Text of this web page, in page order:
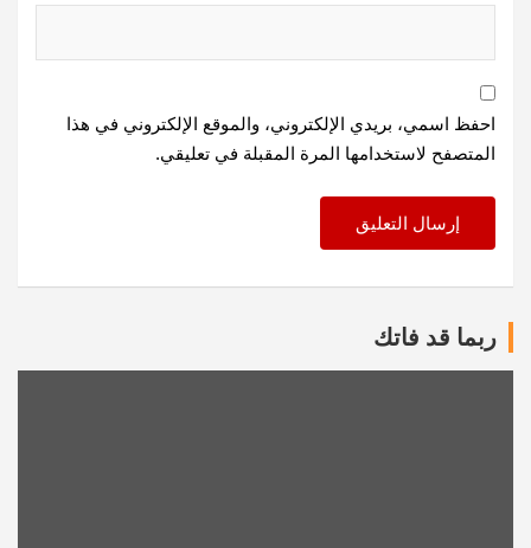
احفظ اسمي، بريدي الإلكتروني، والموقع الإلكتروني في هذا
المتصفح لاستخدامها المرة المقبلة في تعليقي.
ربما قد فاتك